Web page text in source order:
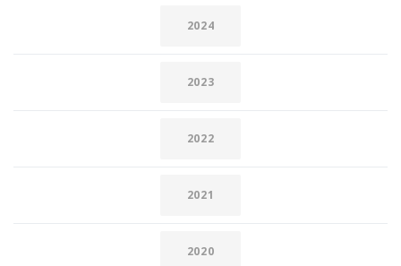
2024
2023
2022
2021
2020